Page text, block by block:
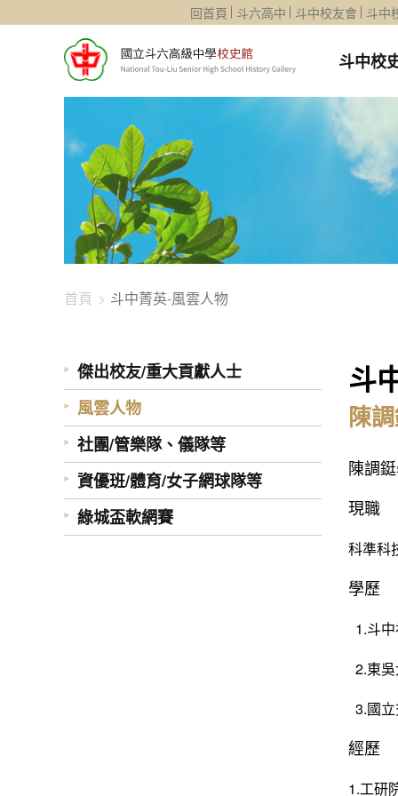
回首頁 斗六高中 斗中校友會 斗中
斗中校
首頁 斗中菁英-風雲人物
傑出校友/重大貢獻人士
風雲人物
社團/管樂隊、儀隊等
資優班/體育/女子網球隊等
綠城盃軟網賽
斗
陳
陳調
現職
科準科
學歷
1.斗
2.東
3.國
經歷
1.工研